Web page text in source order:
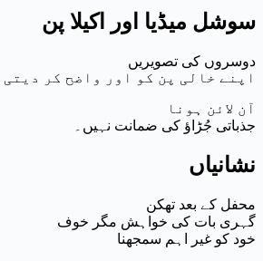
سوشل میڈیا اور اکیلا پن
دوسروں کی تصویریں
اپنے خالی پن کو اور واضح کر دیتی
آن لائن ہونا
جذباتی جُڑاؤ کی ضمانت نہیں۔
نشانیاں
محفل کے بعد تھکن
گہری بات کی خواہش مگر خوف
خود کو غیر اہم سمجھنا